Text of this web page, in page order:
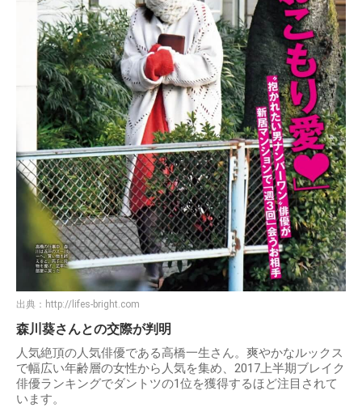
出典： http://lifes-bright.com
森川葵さんとの交際が判明
人気絶頂の人気俳優である高橋一生さん。爽やかなルックス
で幅広い年齢層の女性から人気を集め、2017上半期ブレイク
俳優ランキングでダントツの1位を獲得するほど注目されて
います。